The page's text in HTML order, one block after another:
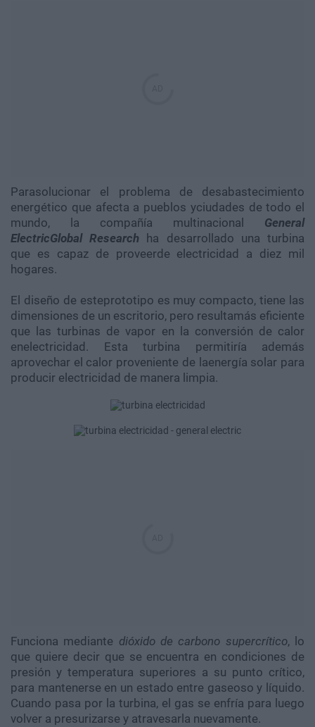
Parasolucionar el problema de desabastecimiento
energético que afecta a pueblos yciudades de todo el
mundo, la compañía multinacional General
ElectricGlobal Research
ha desarrollado una turbina
que es capaz de proveerde electricidad a diez mil
hogares.
El diseño de esteprototipo es muy compacto, tiene las
dimensiones de un escritorio, pero resultamás eficiente
que las turbinas de vapor en la conversión de calor
enelectricidad. Esta turbina permitiría además
aprovechar el calor proveniente de laenergía solar para
producir electricidad de manera limpia.
Funciona mediante dióxido de carbono supercrítico, lo
que quiere decir que se encuentra en condiciones de
presión y temperatura superiores a su punto crítico,
para mantenerse en un estado entre gaseoso y líquido.
Cuando pasa por la turbina, el gas se enfría para luego
volver a presurizarse y atravesarla nuevamente.